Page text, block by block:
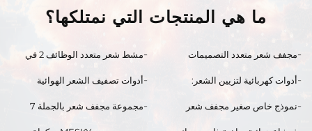
ما هي المنتجات التي نمتلكها؟
مجفف شعر متعدد التصميمات
مشط شعر متعدد الوظائف 2 في
تجعيد الشعر بدرجة حرارة ثابتة،
أدوات كهربائية لتزيين الشعر:
الاستخدامات 6 في 1 تعتمد على
التكنولوجيا الأيونية ومحرك تيار
أدوات تصفيف الشعر الهوائية
تعمل بالهواء السلبي الأيوني، جهاز
خطوة واحدة لتجفيف الشعر
نموذج خاص صغير مجفف شعر
مجموعة مجفف شعر بالجملة 7